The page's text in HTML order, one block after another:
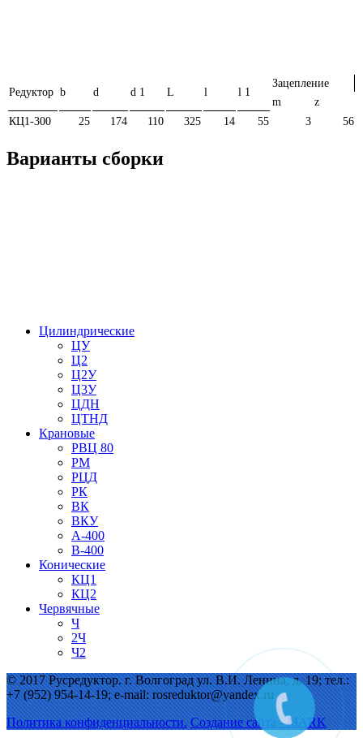
Редуктор b d d 1 L l l 1
Зацепление
m
z
КЦ1-300
25 174 110 325 14 55 3 56
Варианты сборки
Цилиндрические
ЦУ
Ц2
Ц2У
Ц3У
ЦДН
ЦТНД
Крановые
РВЦ 80
РМ
РЦД
РК
ВК
ВКУ
А-400
В-400
Конические
КЦ1
КЦ2
Червячные
Ч
2Ч
Ч2
© 2017 Русредуктор. г. Волгоград ул. В.И. Ленина, д. 19; тел.:
+7 (952) 954-14-19; e-mail: rosreduktor@yandex.ru
Политика конфиденциальности. Создание сайта - MARK